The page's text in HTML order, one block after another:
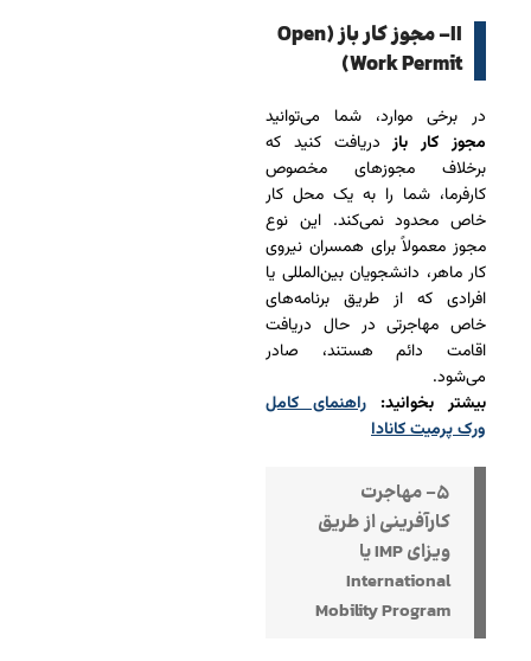
II- مجوز کار باز (Open
Work Permit)
در برخی موارد، شما می‌توانید
مجوز کار بازدریافت کنید که
برخلاف مجوزهای مخصوص
کارفرما، شما را به یک محل کار
خاص محدود نمی‌کند. این نوع
مجوز معمولاً برای همسران نیروی
کار ماهر، دانشجویان بین‌المللی یا
افرادی که از طریق برنامه‌های
خاص مهاجرتی در حال دریافت
اقامت دائم هستند، صادر
می‌شود.
بیشتر بخوانید: راهنمای کامل
ورک پرمیت کانادا
۵- مهاجرت
کارآفرینی از طریق
ویزای IMP یا
International
Mobility Program